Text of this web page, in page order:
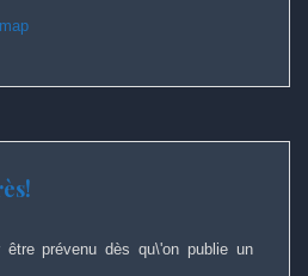
être prévenu dès qu\'on publie un